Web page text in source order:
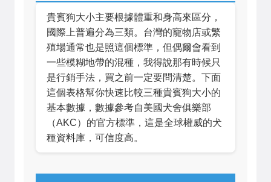
貴賓狗大小主要根據體重和身高來區分，
國際上普遍分為三類。台灣的寵物店或繁
殖場通常也是照這個標準，但偶爾會看到
一些模糊地帶的混種，我得說那有時候只
是行銷手法，買之前一定要問清楚。下面
這個表格幫你快速比較三種貴賓狗大小的
基本數據，數據參考自美國犬舍俱樂部
（AKC） 的官方標準，這是全球權威的犬
種資料庫，可信度高。